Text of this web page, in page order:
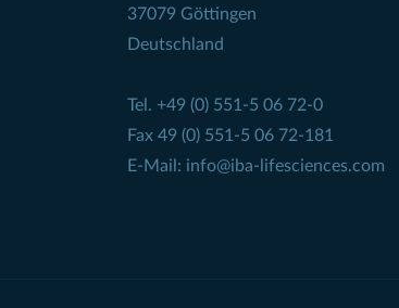
37079 Göttingen
Deutschland
Tel. +49 (0) 551-5 06 72-0
Fax 49 (0) 551-5 06 72-181
E-Mail: info@iba-lifesciences.com